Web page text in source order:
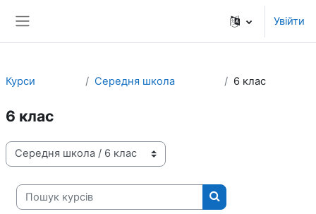
Увійти
Курси Середня школа 6 клас
6 клас
Категорії курсів
Пошук курсів
Пошук курсів